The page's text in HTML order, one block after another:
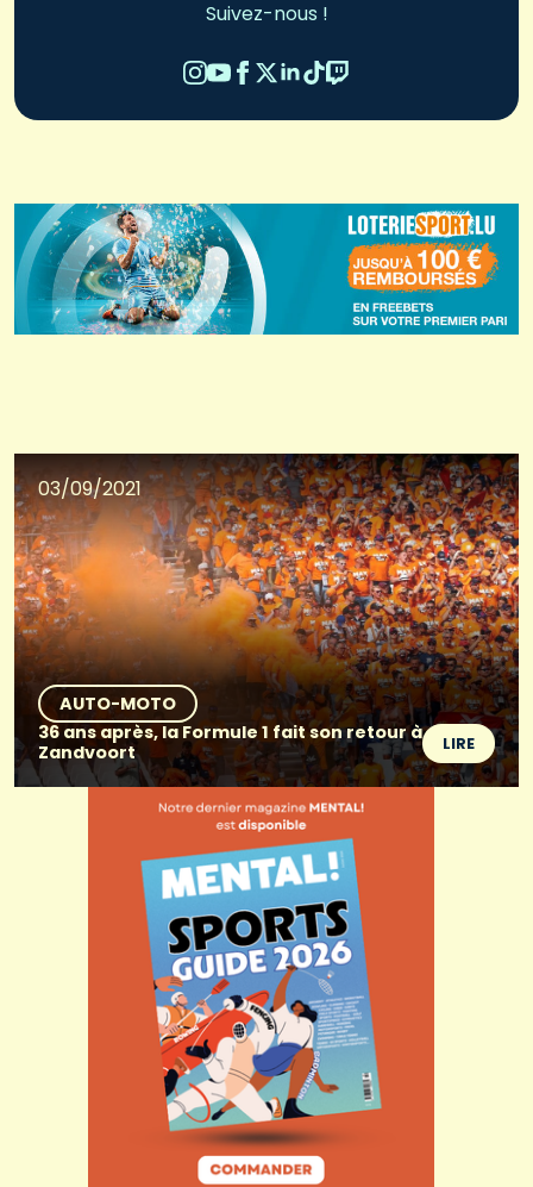
Suivez-nous !
03/09/2021
AUTO-MOTO
36 ans après, la Formule 1 fait son retour à
Zandvoort
LIRE